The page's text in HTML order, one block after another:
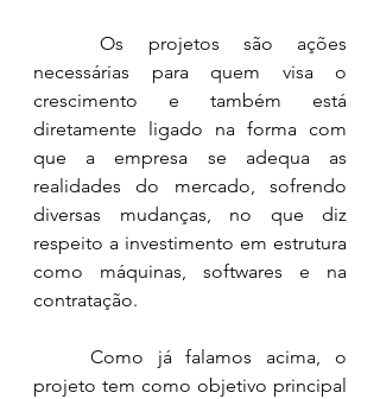
	Os projetos são ações
necessárias para quem visa o
crescimento e também está
diretamente ligado na forma com
que a empresa se adequa as
realidades do mercado, sofrendo
diversas mudanças, no que diz
respeito a investimento em estrutura
como máquinas, softwares e na
contratação.
projeto tem como objetivo principal